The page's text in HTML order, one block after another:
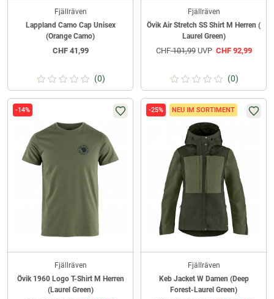
Fjällräven
Lappland Camo Cap Unisex
(Orange Camo)
CHF41,99
(0)
Fjällräven
Övik Air Stretch SS Shirt M Herren (
Laurel Green)
CHF101,99UVP CHF92,99
(0)
-14%
Fjällräven
Övik 1960 Logo T-Shirt M Herren
(Laurel Green)
-25% NEU IM SORTIMENT
Fjällräven
Keb Jacket W Damen (Deep
Forest-Laurel Green)